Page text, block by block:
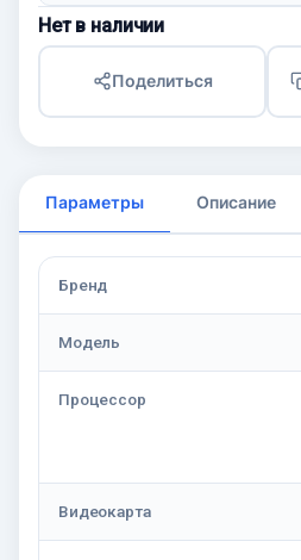
Нет в наличии
Поделиться
Параметры Описание
Бренд
Модель
Процессор
Видеокарта